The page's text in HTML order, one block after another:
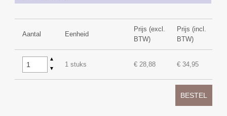
Aantal Eenheid
Prijs (excl.
BTW)
Prijs (incl.
BTW)
▲
▼
1 stuks € 28,88 € 34,95
BESTEL